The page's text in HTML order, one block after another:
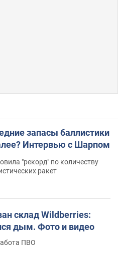
запасы баллистики
Интервью с Шарпом
"рекорд" по количеству
ракет
склад Wildberries:
дым. Фото и видео
ПВО